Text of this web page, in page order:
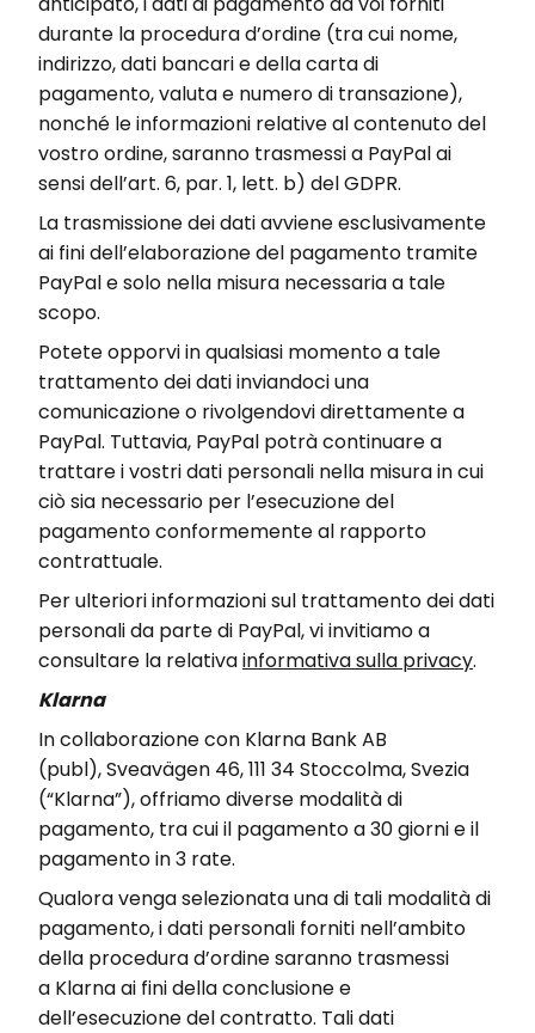
durante la procedura d’ordine (tra cui nome,
indirizzo, dati bancari e della carta di
pagamento, valuta e numero di transazione),
nonché le informazioni relative al contenuto del
vostro ordine, saranno trasmessi a PayPal ai
sensi dell’art. 6, par. 1, lett. b) del GDPR.
La trasmissione dei dati avviene esclusivamente
ai fini dell’elaborazione del pagamento tramite
PayPal e solo nella misura necessaria a tale
scopo.
Potete opporvi in qualsiasi momento a tale
trattamento dei dati inviandoci una
comunicazione o rivolgendovi direttamente a
PayPal. Tuttavia, PayPal potrà continuare a
trattare i vostri dati personali nella misura in cui
ciò sia necessario per l’esecuzione del
pagamento conformemente al rapporto
contrattuale.
Per ulteriori informazioni sul trattamento dei dati
personali da parte di PayPal, vi invitiamo a
consultare la relativainformativa sulla privacy.
Klarna
In collaborazione con Klarna Bank AB
(publ),Sveavägen 46, 111 34 Stoccolma, Svezia
(“Klarna”),offriamo diverse modalità di
pagamento, tra cui il pagamento a 30 giorni e il
pagamento in 3 rate.
Qualora venga selezionata una di tali modalità di
pagamento, i dati personali forniti nell’ambito
della procedura d’ordine saranno trasmessi
a Klarnaai fini della conclusione e
dell’esecuzione del contratto. Tali dati